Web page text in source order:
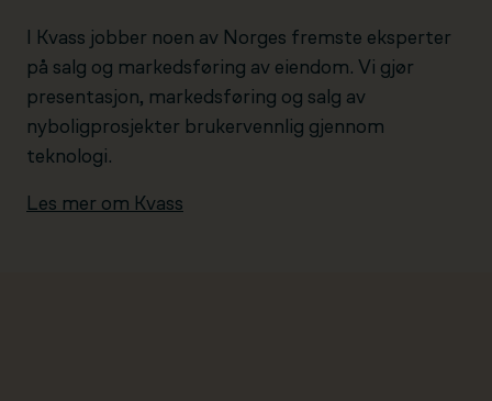
I Kvass jobber noen av Norges fremste eksperter
på salg og markedsføring av eiendom. Vi gjør
presentasjon, markedsføring og salg av
nyboligprosjekter brukervennlig gjennom
teknologi.
Les mer om Kvass